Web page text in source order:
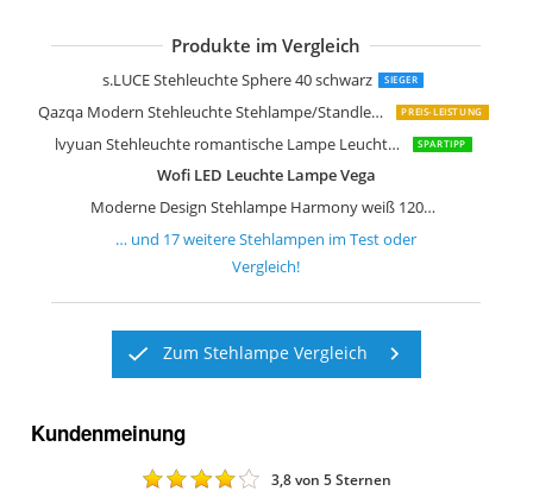
Produkte im Vergleich
s.LUCE Stehleuchte Sphere 40 schwarz SIEGER
Qazqa Modern Stehleuchte Stehlampe/Standleuchte/Lampe/Leuchte Tripe PREIS-LEISTUNG
lvyuan Stehleuchte romantische Lampe Leuchte Licht Stehlampe SPARTIPP
Wofi LED Leuchte Lampe Vega
Moderne Design Stehlampe Harmony weiß 120cm Stehleuchte
Qazqa Industrie Industrial
Paul Neuhaus Ilona 314-17
Arnusa Oasis Lights Design
LEONC Kreative Stehleuchte LOUNGE
… und 17weitereStehlampen im Test oder
Vergleich!
Zum Stehlampe Vergleich
Kundenmeinung
3,8von 5 Sternen